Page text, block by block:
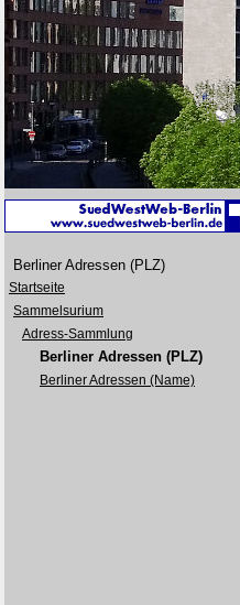
Berliner Adressen (PLZ)
Startseite
Sammelsurium
Adress-Sammlung
Berliner Adressen (PLZ)
Berliner Adressen (Name)